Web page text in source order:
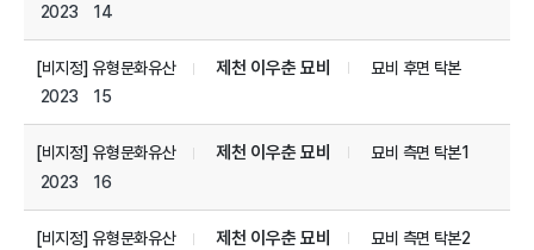
2023
14
[비지정] 유형문화유산 제천 이우춘 묘비
묘비 후면 탁본
2023
15
[비지정] 유형문화유산 제천 이우춘 묘비
묘비 측면 탁본1
2023
16
[비지정] 유형문화유산 제천 이우춘 묘비
묘비 측면 탁본2